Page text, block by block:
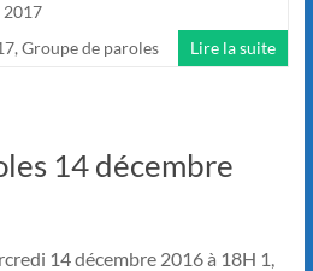
2017
, Groupe de paroles Lire la suite
14 décembre
14 décembre 2016 à 18H 1,